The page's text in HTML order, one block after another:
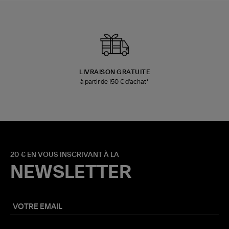
LIVRAISON GRATUITE
à partir de 150 € d'achat*
20 € EN VOUS INSCRIVANT À LA
NEWSLETTER